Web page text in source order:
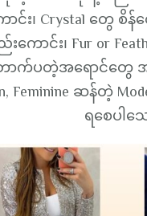
၊ Crystal တွေ စိန်တွ
ကောင်း၊ Fur or
ာက်ပတဲ့အရောင်တွေ အ
Feminine ဆန်တဲ့
ရစေပါ